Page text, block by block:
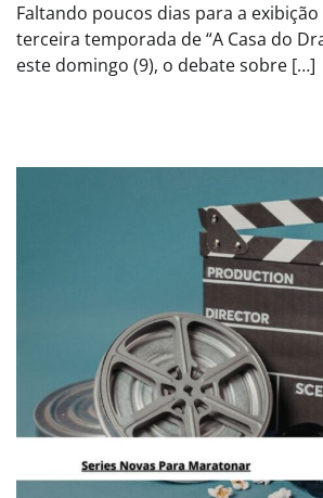
Faltando poucos dias para a
terceira temporada de “A Casa do
este domingo (9), o debate sobre […]